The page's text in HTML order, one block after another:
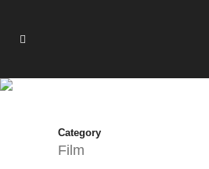
Category
Film